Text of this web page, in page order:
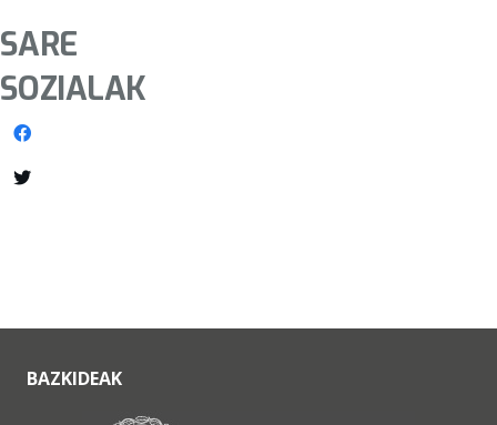
SARE
SOZIALAK
BAZKIDEAK